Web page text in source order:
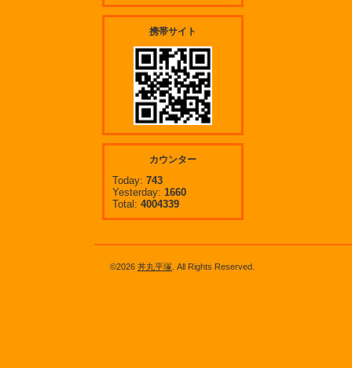
携帯サイト
カウンター
Today: 743
Yesterday: 1660
Total: 4004339
©2026 丼丸平塚 . All Rights Reserved.